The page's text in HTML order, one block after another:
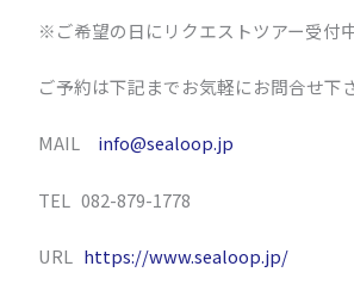
※ご希望の日にリクエストツアー受付
ご予約は下記までお気軽にお問合せ下
MAIL info@sealoop.jp
TEL 082-879-1778
URL https://www.sealoop.jp/